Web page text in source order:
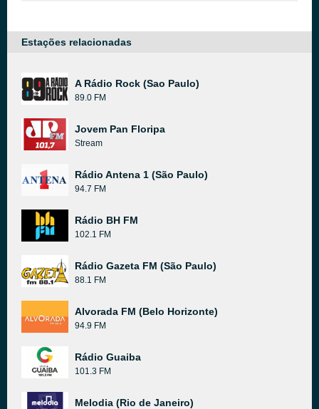
Estações relacionadas
A Rádio Rock (Sao Paulo)
89.0 FM
Jovem Pan Floripa
Stream
Rádio Antena 1 (São Paulo)
94.7 FM
Rádio BH FM
102.1 FM
Rádio Gazeta FM (São Paulo)
88.1 FM
Alvorada FM (Belo Horizonte)
94.9 FM
Rádio Guaiba
101.3 FM
Melodia (Rio de Janeiro)